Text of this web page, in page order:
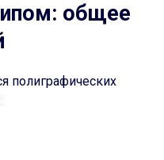
общее
полиграфических